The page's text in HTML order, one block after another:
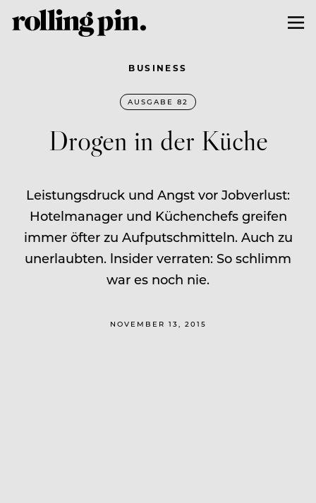
BUSINESS
AUSGABE 82
Drogen in der Küche
Leistungsdruck und Angst vor Jobverlust:
Hotelmanager und Küchenchefs greifen
immer öfter zu Aufputschmitteln. Auch zu
unerlaubten. lnsider verraten: So schlimm
war es noch nie.
NOVEMBER 13, 2015